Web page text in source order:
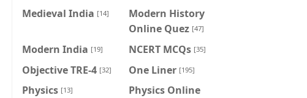
Medieval India [14]
Modern History
Online Quez [47]
Modern India [19] NCERT MCQs [35]
Objective TRE-4 [32] One Liner [195]
Physics [13]
Physics Online